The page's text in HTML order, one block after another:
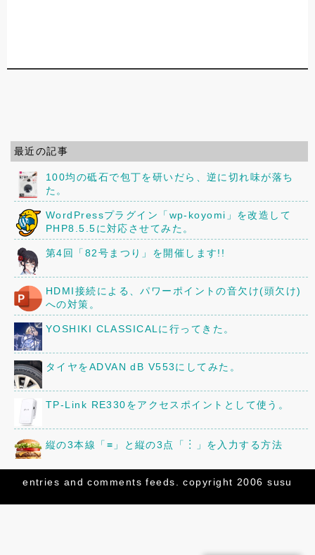
最近の記事
100均の砥石で包丁を研いだら、逆に切れ味が落ち
た。
WordPressプラグイン「wp-koyomi」を改造して
PHP8.5.5に対応させてみた。
第4回「82号まつり」を開催します!!
HDMI接続による、パワーポイントの音欠け(頭欠け)
への対策。
YOSHIKI CLASSICALに行ってきた。
タイヤをADVAN dB V553にしてみた。
TP-Link RE330をアクセスポイントとして使う。
縦の3本線「≡」と縦の3点「︙」を入力する方法
京阪80型82号車の車内に、16年前に作ったレイアウ
entries andcomments feeds. copyright 2006 susu